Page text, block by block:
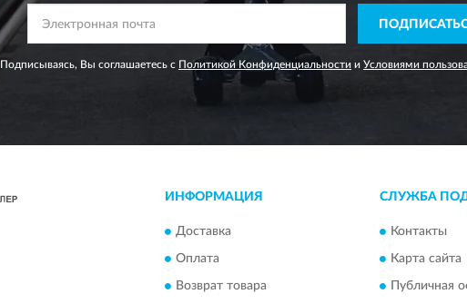
Подписываясь, Вы соглашаетесь с Политикой Конфиденциальности и Условиями
ИНФОРМАЦИЯ
Доставка
Оплата
Возврат товара
СЛУЖБА
Контакты
Карта сайта
Публичная